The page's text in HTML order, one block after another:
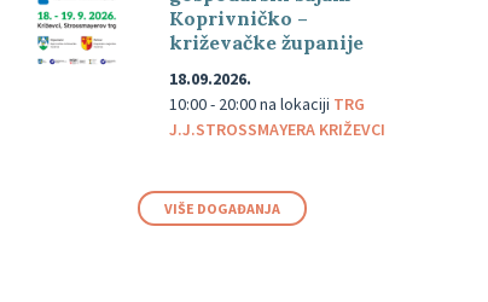
Koprivničko –
križevačke županije
18.09.2026.
10:00 - 20:00na lokaciji TRG
J.J.STROSSMAYERA KRIŽEVCI
VIŠE DOGAĐANJA